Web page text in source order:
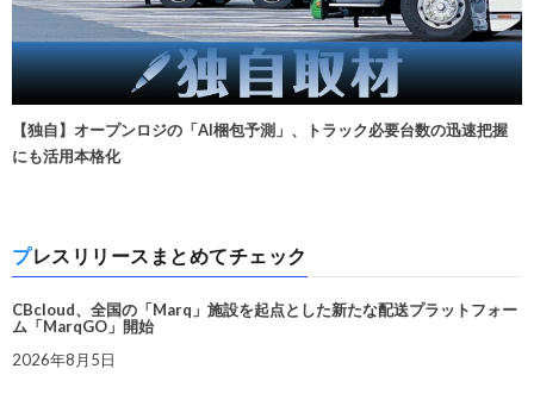
【独自】オープンロジの「AI梱包予測」、トラック必要台数の迅速把握
にも活用本格化
プレスリリースまとめてチェック
CBcloud、全国の「Marq」施設を起点とした新たな配送プラットフォー
ム「MarqGO」開始
2026年8月5日